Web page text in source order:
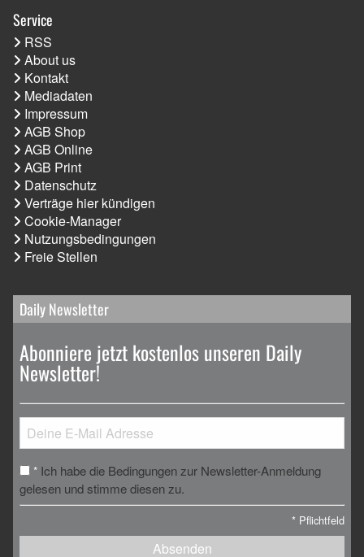
Service
RSS
About us
Kontakt
Mediadaten
Impressum
AGB Shop
AGB Online
AGB Print
Datenschutz
Verträge hier kündigen
Cookie-Manager
Nutzungsbedingungen
Freie Stellen
Daily Newsletter
Abonniere jetzt kostenlos unseren Daily
Newsletter!
* Ich habe die Bedingungen zur Newsletter-Anmeldung
gelesen und stimme diesen zu.
* Pflichtfeld
Absenden